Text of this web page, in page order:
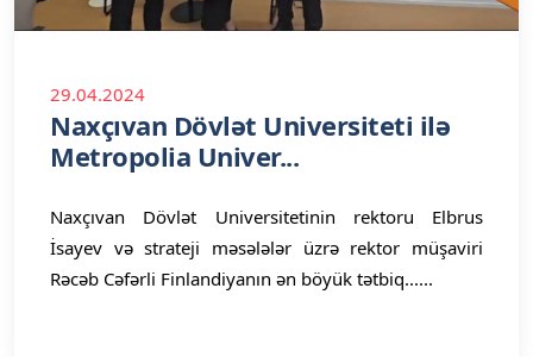
29.04.2024
Naxçıvan Dövlət Universiteti ilə
Metropolia Univer...
Naxçıvan Dövlət Universitetinin rektoru Elbrus
İsayev və strateji məsələlər üzrə rektor müşaviri
Rəcəb Cəfərli Finlandiyanın ən böyük tətbiq......